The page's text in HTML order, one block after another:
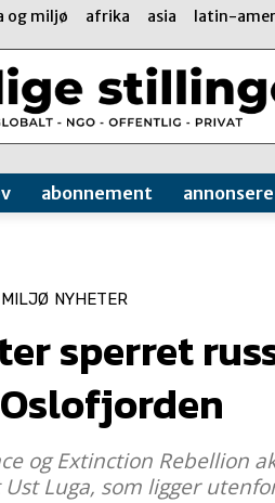
og miljø afrika asia latin-
abonnement annonsere
MILJØ NYHETER
sperret
og Extinction Rebellion
Luga, som ligger